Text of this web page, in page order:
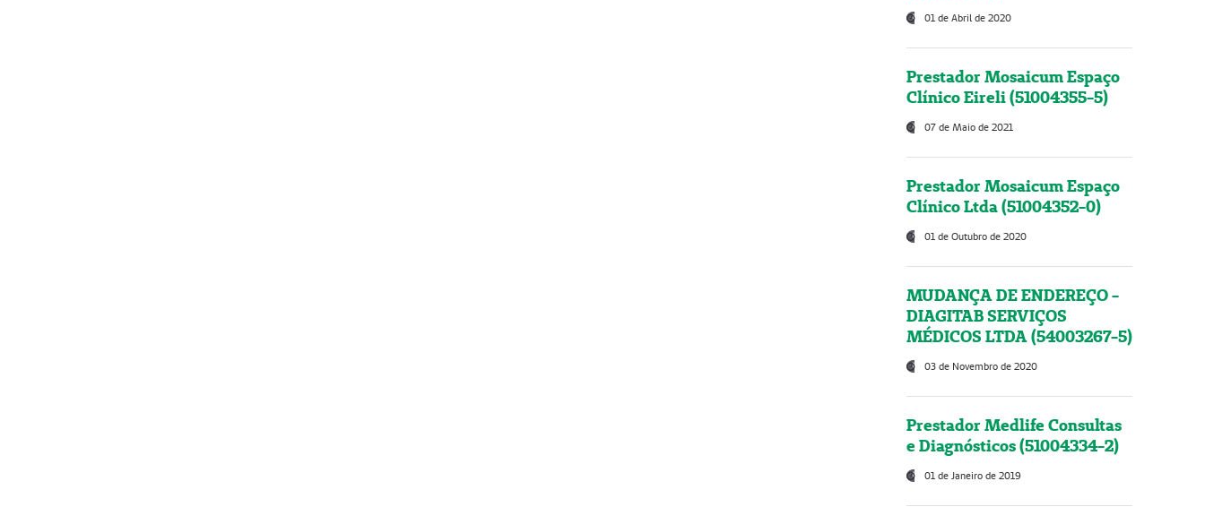
01 de Abril de 2020
Prestador Mosaicum Espaço
Clínico Eireli (51004355-5)
07 de Maio de 2021
Prestador Mosaicum Espaço
Clínico Ltda (51004352-0)
01 de Outubro de 2020
MUDANÇA DE ENDEREÇO -
DIAGITAB SERVIÇOS
MÉDICOS LTDA (54003267-5)
03 de Novembro de 2020
Prestador Medlife Consultas
e Diagnósticos (51004334-2)
01 de Janeiro de 2019